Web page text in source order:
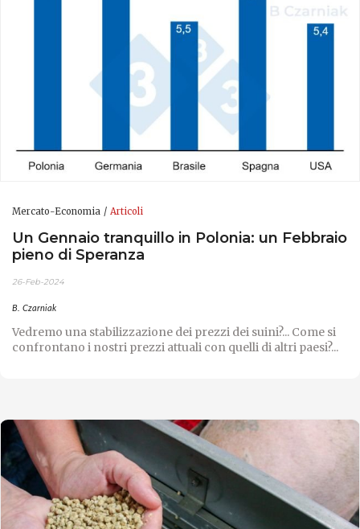
Mercato-Economia Articoli
Un Gennaio tranquillo in Polonia: un Febbraio
pieno di Speranza
26-Feb-2024
B. Czarniak
Vedremo una stabilizzazione dei prezzi dei suini?... Come si
confrontano i nostri prezzi attuali con quelli di altri paesi?...